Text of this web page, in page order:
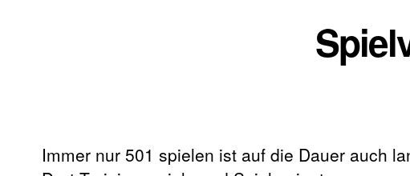
Immer nur 501 spielen ist auf die Dauer auch